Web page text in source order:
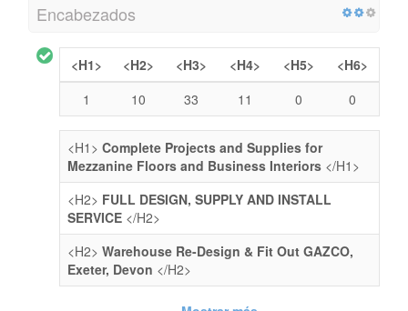
Encabezados
<H1> <H2> <H3> <H4> <H5>
<H6>
1
10 33 11 0 0
<H1> Complete Projects and Supplies for
Mezzanine Floors and Business Interiors </H1>
<H2> FULL DESIGN, SUPPLY AND INSTALL
SERVICE </H2>
<H2> Warehouse Re-Design & Fit Out GAZCO,
Exeter, Devon </H2>